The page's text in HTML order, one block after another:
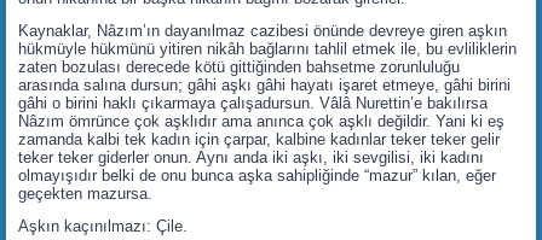
Kaynaklar, Nâzım’ın dayanılmaz cazibesi önünde devreye giren aşkın
hükmüyle hükmünü yitiren nikâh bağlarını tahlil etmek ile, bu evliliklerin
zaten bozulası derecede kötü gittiğinden bahsetme zorunluluğu
arasında salına dursun; gâhi aşkı gâhi hayatı işaret etmeye, gâhi birini
gâhi o birini haklı çıkarmaya çalışadursun. Vâlâ Nurettin’e bakılırsa
Nâzım ömrünce çok aşklıdır ama anınca çok aşklı değildir. Yani ki eş
zamanda kalbi tek kadın için çarpar, kalbine kadınlar teker teker gelir
teker teker giderler onun. Aynı anda iki aşkı, iki sevgilisi, iki kadını
olmayışıdır belki de onu bunca aşka sahipliğinde “mazur” kılan, eğer
geçekten mazursa.
Aşkın kaçınılmazı: Çile.